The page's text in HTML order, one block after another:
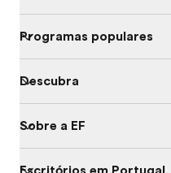
Programas populares
Descubra
Sobre a EF